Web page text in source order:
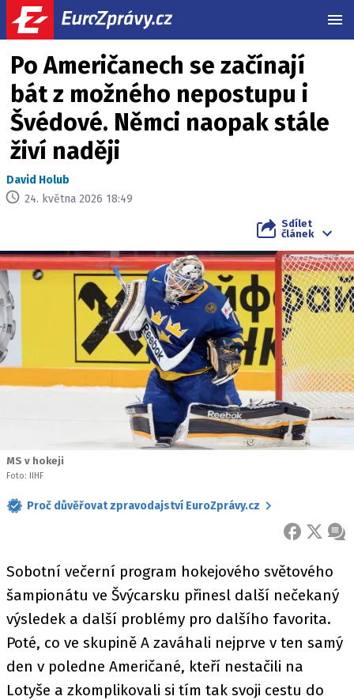
Po Američanech se začínají
bát z možného nepostupu i
Švédové. Němci naopak stále
živí naději
David Holub
24. května 2026 18:49
Sdílet
článek
MS v hokeji
Foto: IIHF
Proč důvěřovat zpravodajství EuroZprávy.cz
FACEBOOK
X
Sobotní večerní program hokejového světového
šampionátu ve Švýcarsku přinesl další nečekaný
výsledek a další problémy pro dalšího favorita.
Poté, co ve skupině A zaváhali nejprve v ten samý
den v poledne Američané, kteří nestačili na
Lotyše a zkomplikovali si tím tak svoji cestu do